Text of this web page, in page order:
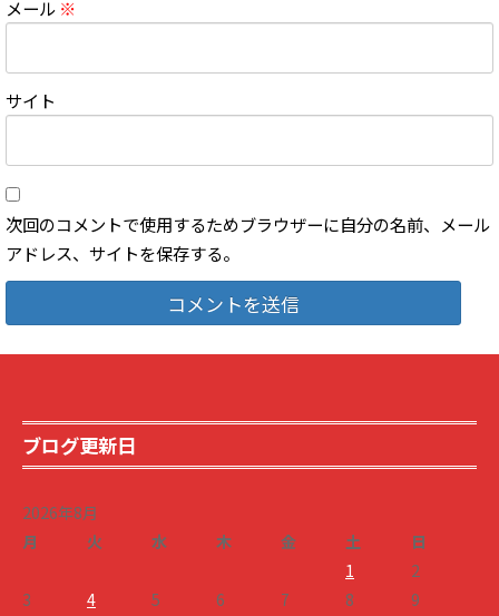
メール ※
サイト
次回のコメントで使用するためブラウザーに自分の名前、メール
アドレス、サイトを保存する。
ブログ更新日
2026年8月
月
火 水 木 金 土
日
1
2
3
4 5 6 7 8
9